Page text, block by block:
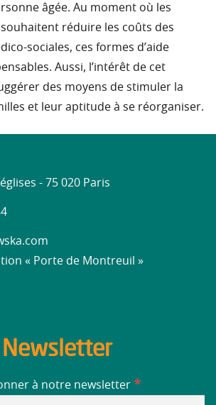
âgée. Au moment où les
réduire les coûts des
sociales, ces formes d’aide
Aussi, l’intérêt de cet
des moyens de stimuler la
et leur aptitude à se réorganiser.
- 75 020 Paris
« Porte de Montreuil »
Newsletter
à notre newsletter *